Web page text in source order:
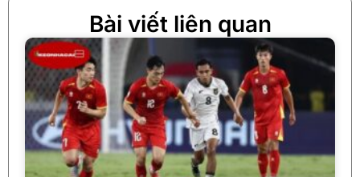
Bài viết liên quan